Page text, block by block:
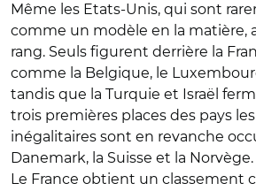
Même les Etats-Unis, qui sont
comme un modèle en la matière,
rang. Seuls figurent derrière la
comme la Belgique, le
tandis que la Turquie et Israël
trois premières places des pays
inégalitaires sont en revanche
Danemark, la Suisse et la Norvège.
Le France obtient un classement